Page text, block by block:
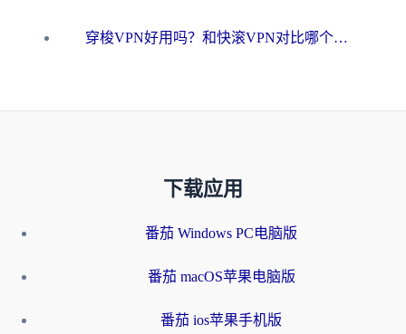
穿梭VPN好用吗？和快滚VPN对比哪个回国效果更好？海外党选回国加速器必看指南
下载应用
番茄 Windows PC电脑版
番茄 macOS苹果电脑版
番茄 ios苹果手机版